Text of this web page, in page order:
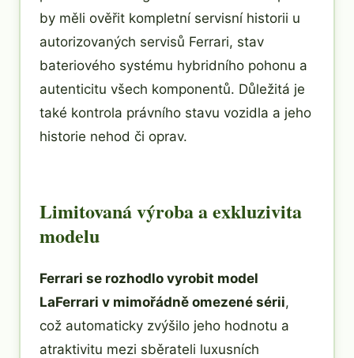
by měli ověřit kompletní servisní historii u
autorizovaných servisů Ferrari, stav
bateriového systému hybridního pohonu a
autenticitu všech komponentů. Důležitá je
také kontrola právního stavu vozidla a jeho
historie nehod či oprav.
Limitovaná výroba a exkluzivita
modelu
Ferrari se rozhodlo vyrobit model
LaFerrari v mimořádně omezené sérii,
což automaticky zvýšilo jeho hodnotu a
atraktivitu mezi sběrateli luxusních